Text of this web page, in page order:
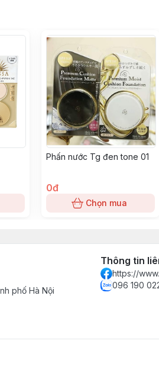
Phấn nước Tg đen tone 01
0đ
Chọn mua
phố Hà Nội
Thông tin
https://
096 190